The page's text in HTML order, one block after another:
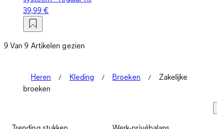
39,99 €
9 Van 9 Artikelen gezien
Heren Kleding Broeken
Zakelijke
broeken